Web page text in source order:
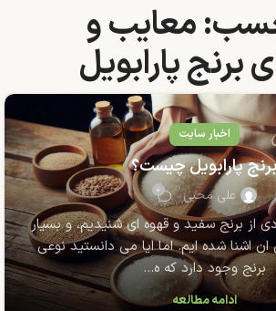
معایب و
پارابویل
اخبار سایت
پارابویل چیست؟
علی محبی ۰
از برنج سفید و قهوه ای شنیدیم، و بسیار
اشنا شده ایم. اما ایا می دانستید نوعی
برنج وجود دارد که ه...
ادامه مطالعه